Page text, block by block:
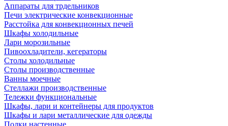
Аппараты для трдельников
Печи электрические конвекционные
Расстойка для конвекционных печей
Шкафы холодильные
Лари морозильные
Пивоохладители, кегераторы
Столы холодильные
Столы производственные
Ванны моечные
Стеллажи производственные
Тележки функциональные
Шкафы, лари и контейнеры для продуктов
Шкафы и лари металлические для одежды
Полки настенные